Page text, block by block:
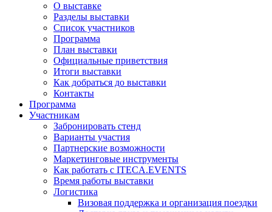
О выставке
Разделы выставки
Список участников
Программа
План выставки
Официальные приветствия
Итоги выставки
Как добраться до выставки
Контакты
Программа
Участникам
Забронировать стенд
Варианты участия
Партнерские возможности
Маркетинговые инструменты
Как работать с ITECA.EVENTS
Время работы выставки
Логистика
Визовая поддержка и организация поездки